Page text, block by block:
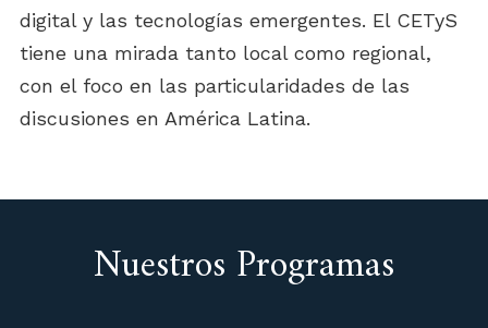
digital y las tecnologías emergentes. El CETyS
tiene una mirada tanto local como regional,
con el foco en las particularidades de las
discusiones en América Latina.
Nuestros Programas